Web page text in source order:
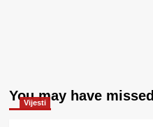
You may have missed
Vijesti